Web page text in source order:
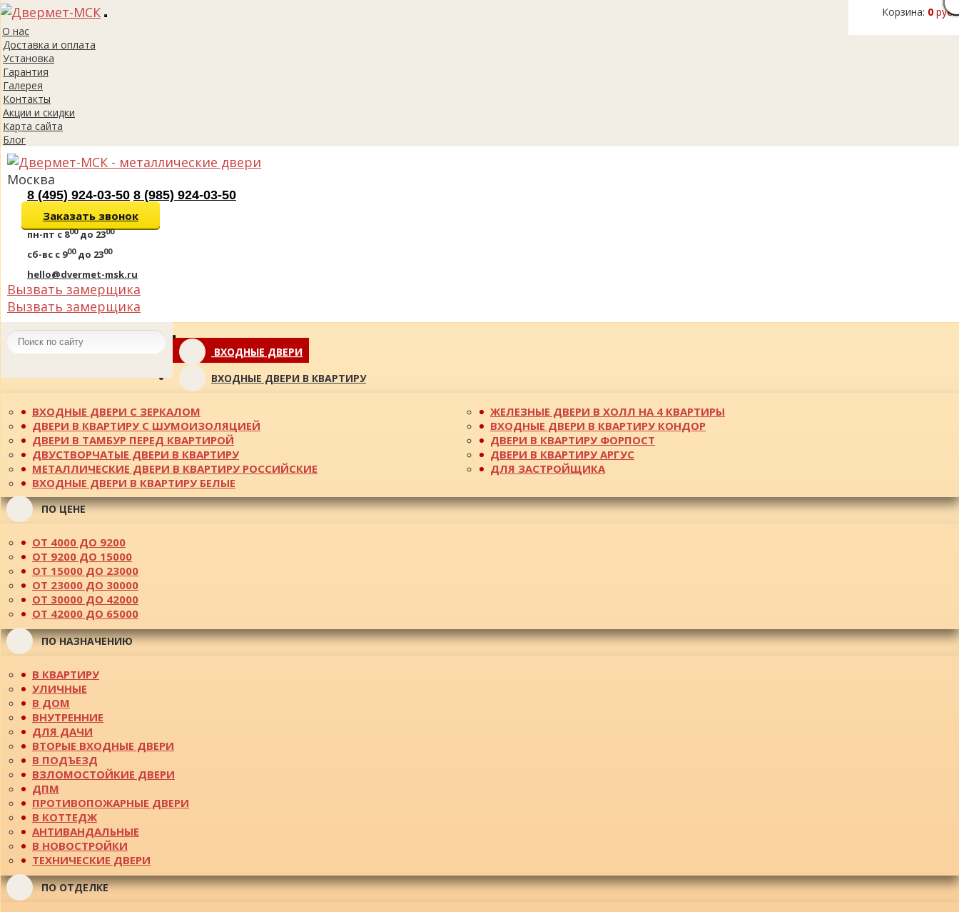
Корзина: 0 руб.
Toggle
О нас
Доставка и оплата
Установка
Гарантия
Галерея
Контакты
Акции и скидки
Карта сайта
Блог
Москва
8 (495) 924-03-50 8 (985) 924-03-50
Заказать звонок
пн-пт с 800до 2300
сб-вс с 900до 2300
hello@dvermet-msk.ru
Вызвать замерщика
Вызвать замерщика
Toggle
navigationВХОДНЫЕ ДВЕРИ
ВХОДНЫЕ ДВЕРИ В КВАРТИРУ
ВХОДНЫЕ ДВЕРИ С ЗЕРКАЛОМ
ДВЕРИ В КВАРТИРУ С ШУМОИЗОЛЯЦИЕЙ
ДВЕРИ В ТАМБУР ПЕРЕД КВАРТИРОЙ
ДВУСТВОРЧАТЫЕ ДВЕРИ В КВАРТИРУ
МЕТАЛЛИЧЕСКИЕ ДВЕРИ В КВАРТИРУ РОССИЙСКИЕ
ВХОДНЫЕ ДВЕРИ В КВАРТИРУ БЕЛЫЕ
ЖЕЛЕЗНЫЕ ДВЕРИ В ХОЛЛ НА 4 КВАРТИРЫ
ВХОДНЫЕ ДВЕРИ В КВАРТИРУ КОНДОР
ДВЕРИ В КВАРТИРУ ФОРПОСТ
ДВЕРИ В КВАРТИРУ АРГУС
ДЛЯ ЗАСТРОЙЩИКА
ПО ЦЕНЕ
ОТ 4000 ДО 9200
ОТ 9200 ДО 15000
ОТ 15000 ДО 23000
ОТ 23000 ДО 30000
ОТ 30000 ДО 42000
ОТ 42000 ДО 65000
ПО НАЗНАЧЕНИЮ
В КВАРТИРУ
УЛИЧНЫЕ
В ДОМ
ВНУТРЕННИЕ
ДЛЯ ДАЧИ
ВТОРЫЕ ВХОДНЫЕ ДВЕРИ
В ПОДЪЕЗД
ВЗЛОМОСТОЙКИЕ ДВЕРИ
ДПМ
ПРОТИВОПОЖАРНЫЕ ДВЕРИ
В КОТТЕДЖ
АНТИВАНДАЛЬНЫЕ
В НОВОСТРОЙКИ
ТЕХНИЧЕСКИЕ ДВЕРИ
ПО ОТДЕЛКЕ